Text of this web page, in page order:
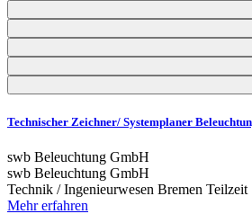
Technischer Zeichner/ Systemplaner
swb Beleuchtung GmbH
swb Beleuchtung GmbH
Technik / Ingenieurwesen Bremen Teilzeit
Mehr erfahren